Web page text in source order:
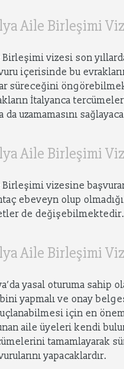
Aile Birleşimi
vizesi son
içerisinde bu
süreceğini öngörebilmek
İtalyanca
da uzamamasını
Aile Birleşimi
vizesine
ebeveyn olup
de değişebilmektedir.
Aile Birleşimi
yasal oturuma sahip
yapmalı ve onay
için en
aile üyeleri kendi
tamamlayarak
yapacaklardır.